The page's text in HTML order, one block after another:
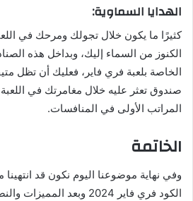
الهدايا السماوية:
كثيرًا ما يكون خلال تجولك ومرحك في
الكنوز من السماء إليك، وبداخل هذه
الخاصة بلعبة فري فاير، فعليك أن تظل
صندوق تعثر عليه خلال مغامرتك في
المراتب الأولى في المنافسات.
الخاتمة
وفي نهاية موضوعنا اليوم نكون قد
الكود فري فاير 2024 وبعد